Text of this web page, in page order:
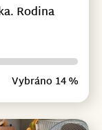
Rodina
Vybráno 14 %